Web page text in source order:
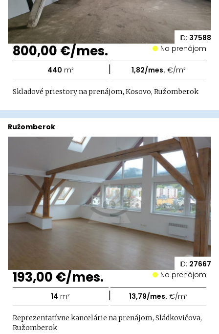
ID: 37588
800,00 €/mes. Na prenájom
440 m² | 1,82/mes. €/m²
Skladové priestory na prenájom, Kosovo, Ružomberok
ID: 27667
Ružomberok
193,00 €/mes. Na prenájom
14 m² | 13,79/mes. €/m²
Reprezentatívne kancelárie na prenájom, Sládkovičova,
Ružomberok